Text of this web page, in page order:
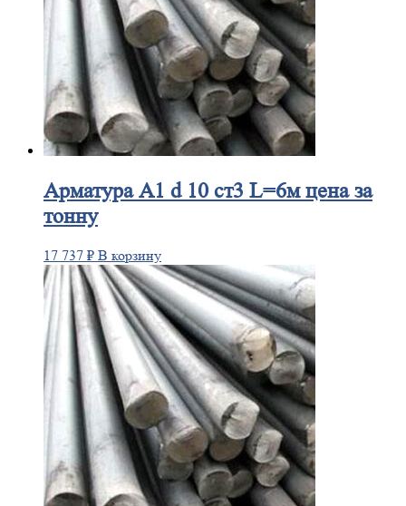
АрматураА1 d 10 ст3 L=6м цена за
тонну
17 737 ₽ В корзину